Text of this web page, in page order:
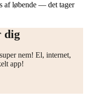
af løbende — det tager
dig
nem! El, internet,
app!